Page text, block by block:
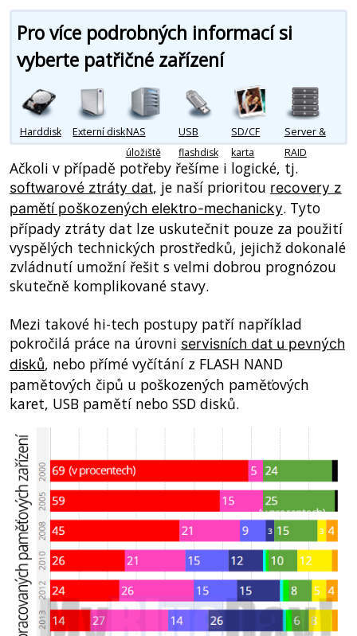
Pro více podrobných informací si
vyberte patřičné zařízení
Harddisk Externí diskNAS
úložiště
USB
flashdisk
SD/CF
karta
Server &
RAID
Ačkoli v případě potřeby řešíme i logické, tj.
softwarové ztráty dat, je naší prioritou recovery z
pamětí poškozených elektro-mechanicky. Tyto
případy ztráty dat lze uskutečnit pouze za použití
vyspělých technických prostředků, jejichž dokonalé
zvládnutí umožní řešit s velmi dobrou prognózou
skutečně komplikované stavy.
Mezi takové hi-tech postupy patří například
pokročilá práce na úrovni servisních dat u pevných
disků, nebo přímé vyčítání z FLASH NAND
pamětových čipů u poškozených paměťových
karet, USB pamětí nebo SSD disků.